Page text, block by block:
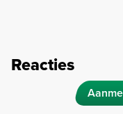
Reacties